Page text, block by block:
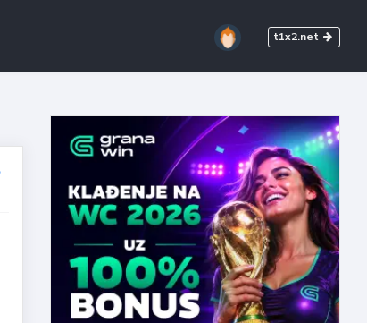
t1x2.net